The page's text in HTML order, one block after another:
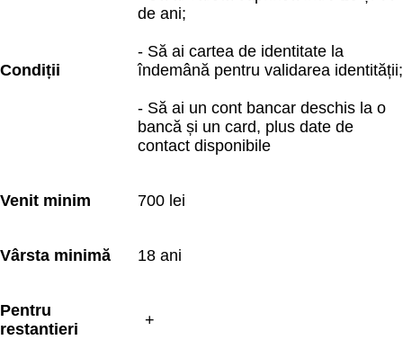
Condiții
de ani;
- Să ai cartea de identitate la
îndemână pentru validarea identității;
- Să ai un cont bancar deschis la o
bancă și un card, plus date de
contact disponibile
Venit minim 700 lei
Vârsta minimă 18 ani
Pentru
restantieri